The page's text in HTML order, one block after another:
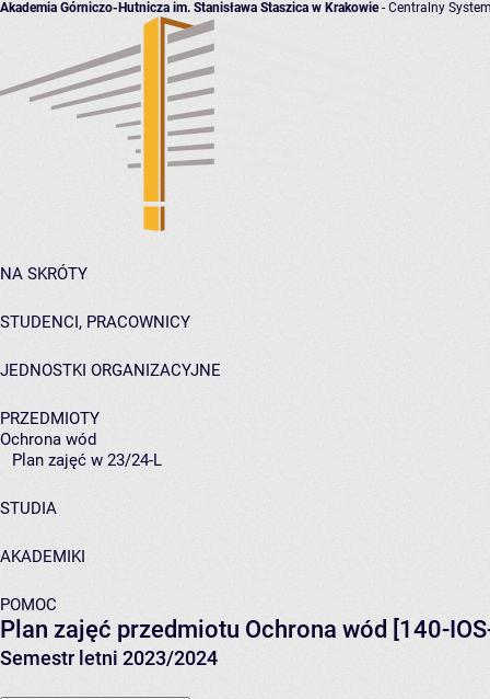
Akademia Górniczo-Hutnicza im. Stanisława Staszica w Krakowie- Centralny
NA SKRÓTY
STUDENCI, PRACOWNICY
JEDNOSTKI ORGANIZACYJNE
PRZEDMIOTY
Ochrona wód
Plan zajęć w 23/24-L
STUDIA
AKADEMIKI
POMOC
Plan zajęć przedmiotu Ochrona wód [140-
Semestr letni 2023/2024